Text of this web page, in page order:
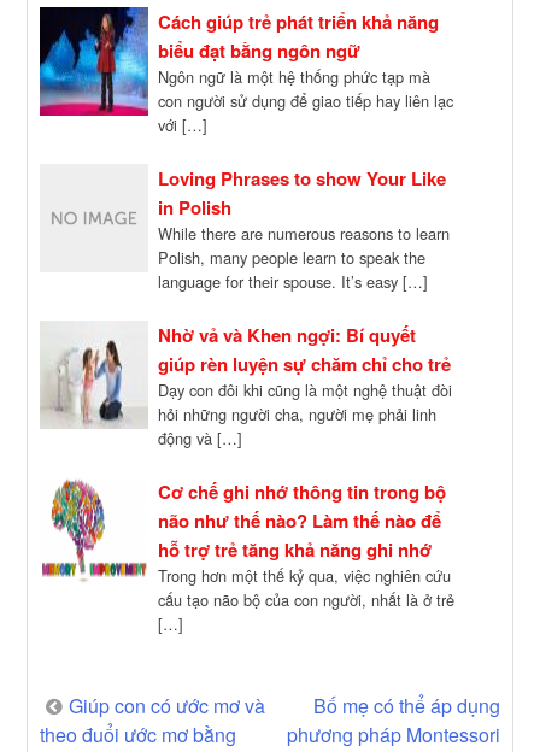
Cách giúp trẻ phát triển khả năng
biểu đạt bằng ngôn ngữ
Ngôn ngữ là một hệ thống phức tạp mà
con người sử dụng để giao tiếp hay liên lạc
với […]
Loving Phrases to show Your Like
in Polish
While there are numerous reasons to learn
Polish, many people learn to speak the
language for their spouse. It’s easy […]
Nhờ vả và Khen ngợi: Bí quyết
giúp rèn luyện sự chăm chỉ cho trẻ
Dạy con đôi khi cũng là một nghệ thuật đòi
hỏi những người cha, người mẹ phải linh
động và […]
Cơ chế ghi nhớ thông tin trong bộ
não như thế nào? Làm thế nào để
hỗ trợ trẻ tăng khả năng ghi nhớ
Trong hơn một thế kỷ qua, việc nghiên cứu
cấu tạo não bộ của con người, nhất là ở trẻ
[…]
Post
Giúp con có ước mơ và
theo đuổi ước mơ bằng
Bố mẹ có thể áp dụng
phương pháp Montessori